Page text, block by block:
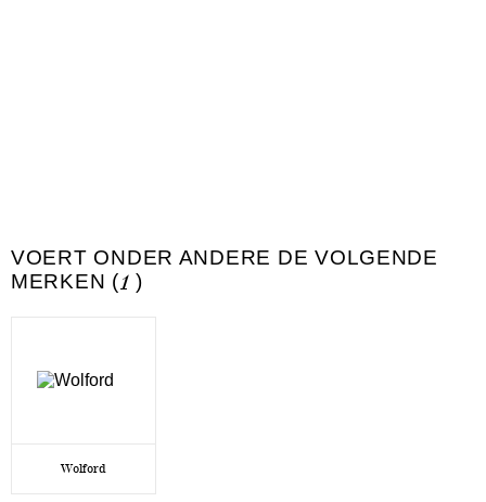
VOERT ONDER ANDERE DE VOLGENDE
MERKEN (1 )
Wolford